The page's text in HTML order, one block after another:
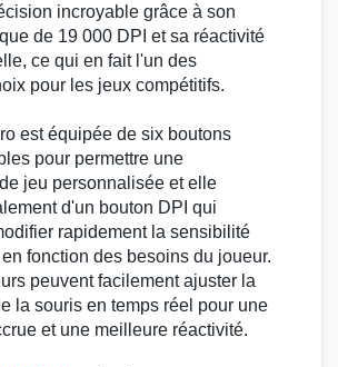
incroyable grâce à son
de 19 000 DPI et sa réactivité
ce qui en fait l'un des
pour les jeux compétitifs.
est équipée de six boutons
pour permettre une
jeu personnalisée et elle
d'un bouton DPI qui
rapidement la sensibilité
fonction des besoins du joueur.
peuvent facilement ajuster la
la souris en temps réel pour une
et une meilleure réactivité.